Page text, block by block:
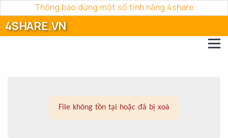
Thông báo dừng một số tính năng 4share
4SHARE.VN
File không tồn tại hoặc đã bị xoá